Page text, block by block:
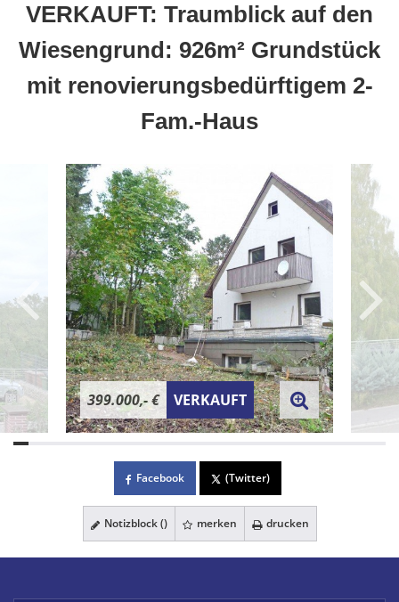
VERKAUFT: Traumblick auf den
Wiesengrund: 926m² Grundstück
mit renovierungsbedürftigem 2-
Fam.-Haus
399.000,- € VERKAUFT
Facebook (Twitter)
Notizblock () merken drucken